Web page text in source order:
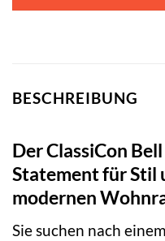
BESCHREIBUNG
Der ClassiCon
Statement für Stil
modernen
Sie suchen nach einem